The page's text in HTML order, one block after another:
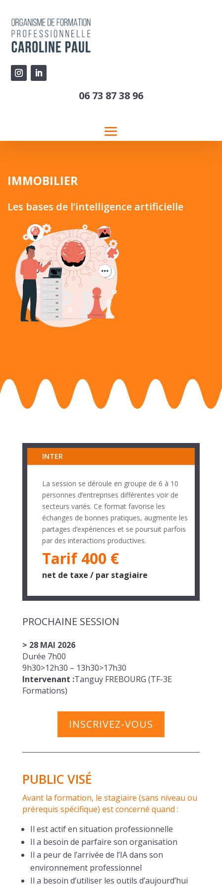
06 73 87 38 96
IMMOBILIER
Les bases de l’intelligence artificielle
INTER
La session se déroule en groupe de 6 à 10
personnes d’entreprises différentes voir de
secteurs variés. Ce format favorise les
échanges de bonnes pratiques, augmente les
partages d’expériences et se poursuit parfois
par des interactions productives.
Tarif 400 €
net de taxe / par stagiaire
PROCHAINE SESSION
> 28 MAI 2026
Durée 7h00
9h30>12h30 – 13h30>17h30
Intervenant :Tanguy FREBOURG (TF-3E
Formations)
INSCRIVEZ-VOUS
PUBLIC VISÉ
Avant la formation, le stagiaire (sans niveau ou
prérequis spécifique) est concerné quand :
Il est actif en situation professionnelle
Il a besoin de parfaire son organisation
Il a peur de l’arrivée de l’IA dans son
environnement professionnel
Il a besoin d’utiliser les outils d’aujourd’hui